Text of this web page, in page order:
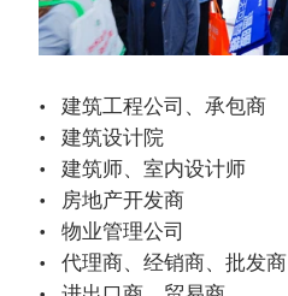
建筑工程公司、承包商
建筑设计院
建筑师、室内设计师
房地产开发商
物业管理公司
代理商、经销商、批发商